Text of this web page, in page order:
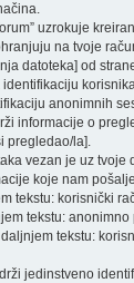
uzrokuje
na tvoje
datoteka] od
anonimnih
informacije o
pregledao/la].
vezan je uz tvoje
koje nam
tekstu: korisnički
tekstu:
tekstu:
jedinstveno